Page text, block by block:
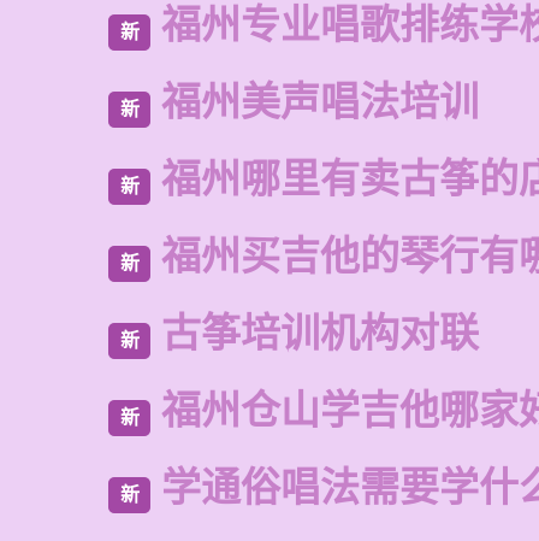
新 福州专业唱歌排练学
新 福州美声唱法培训
新 福州哪里有卖古筝的
新 福州买吉他的琴行有
新 古筝培训机构对联
新 福州仓山学吉他哪家
新 学通俗唱法需要学什